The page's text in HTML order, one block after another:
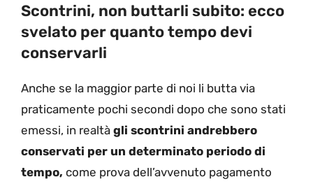
Scontrini, non buttarli subito: ecco
svelato per quanto tempo devi
conservarli
Anche se la maggior parte di noi li butta via
praticamente pochi secondi dopo che sono stati
emessi, in realtà gli scontrini andrebbero
conservati per un determinato periodo di
tempo, come prova dell’avvenuto pagamento